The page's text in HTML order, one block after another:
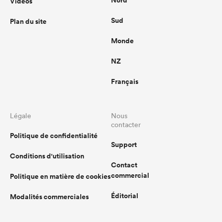
Plan du site Sud
Monde
NZ
Français
Légale
Politique de confidentialité
Conditions d'utilisation
Politique en matière de cookies
Modalités commerciales
Nous
contacter
Support
Contact
commercial
Éditorial